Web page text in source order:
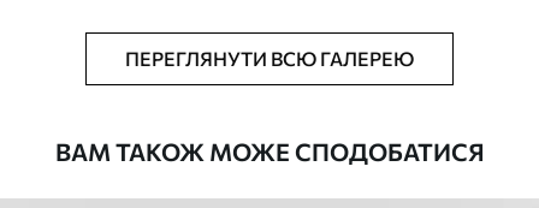
Додатково Можна додати лакове покриття.
ПЕРЕГЛЯНУТИ ВСЮ ГАЛЕРЕЮ
ВАМ ТАКОЖ МОЖЕ СПОДОБАТИСЯ